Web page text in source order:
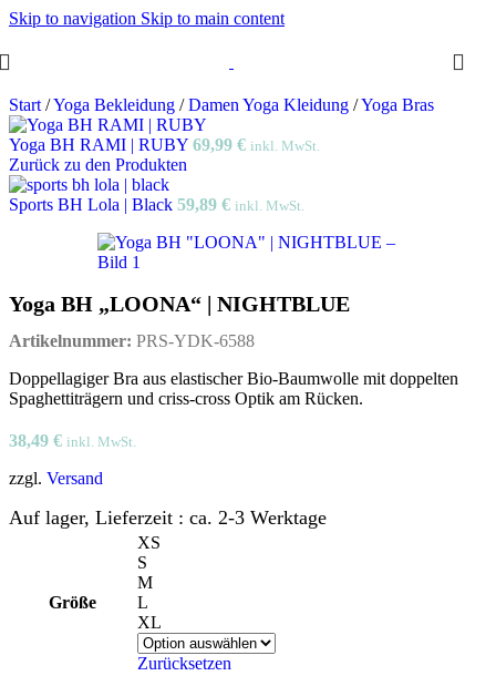
Skip to navigation Skip to main content
Start /Yoga Bekleidung / Damen Yoga Kleidung /Yoga Bras
Yoga BH RAMI | RUBY 69,99 € inkl. MwSt.
Zurück zu den Produkten
Sports BH Lola | Black 59,89 € inkl. MwSt.
Yoga BH „LOONA“ | NIGHTBLUE
Artikelnummer: PRS-YDK-6588
Doppellagiger Bra aus elastischer Bio-Baumwolle mit doppelten
Spaghettiträgern und criss-cross Optik am Rücken.
38,49 € inkl. MwSt.
zzgl. Versand
Auf lager, Lieferzeit : ca. 2-3 Werktage
Größe
XS
S
M
L
XL
Zurücksetzen